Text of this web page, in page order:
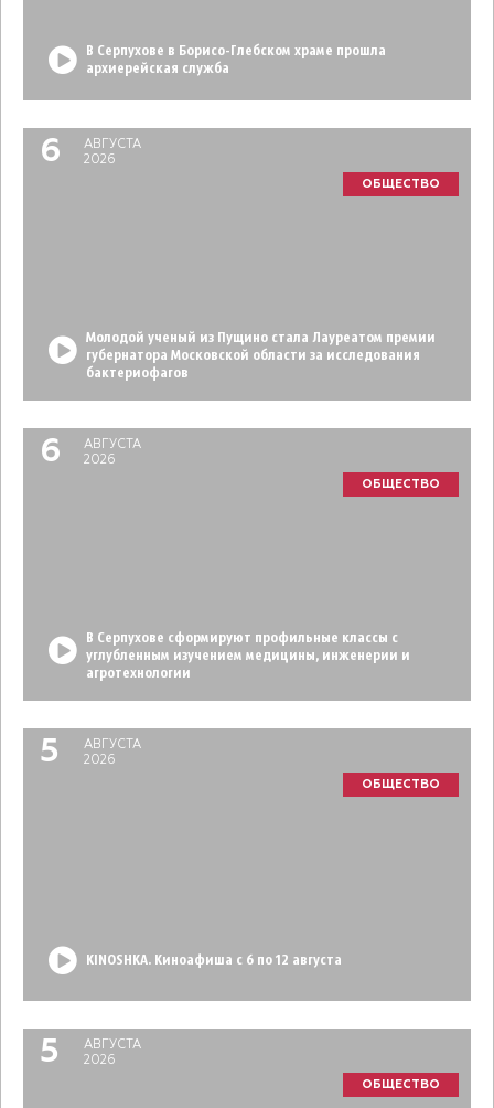
В Серпухове в Борисо-Глебском храме прошла
архиерейская служба
6
АВГУСТА
2026
ОБЩЕСТВО
Молодой ученый из Пущино стала Лауреатом премии
губернатора Московской области за исследования
бактериофагов
6
АВГУСТА
2026
ОБЩЕСТВО
В Серпухове сформируют профильные классы с
углубленным изучением медицины, инженерии и
агротехнологии
5
АВГУСТА
2026
ОБЩЕСТВО
KINOSHKA. Киноафиша с 6 по 12 августа
5
АВГУСТА
2026
ОБЩЕСТВО